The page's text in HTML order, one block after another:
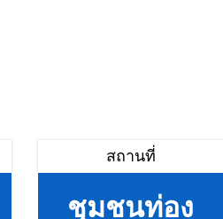
สถานที่
ชุมชนท่อง